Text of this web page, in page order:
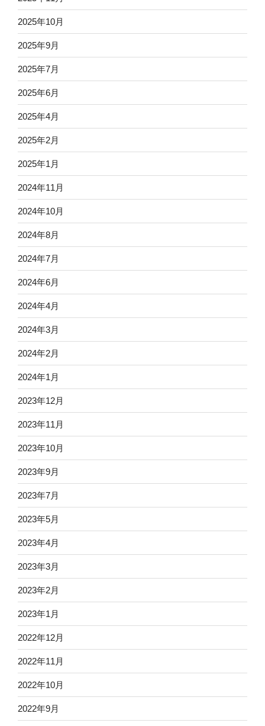
2025年10月
2025年9月
2025年7月
2025年6月
2025年4月
2025年2月
2025年1月
2024年11月
2024年10月
2024年8月
2024年7月
2024年6月
2024年4月
2024年3月
2024年2月
2024年1月
2023年12月
2023年11月
2023年10月
2023年9月
2023年7月
2023年5月
2023年4月
2023年3月
2023年2月
2023年1月
2022年12月
2022年11月
2022年10月
2022年9月